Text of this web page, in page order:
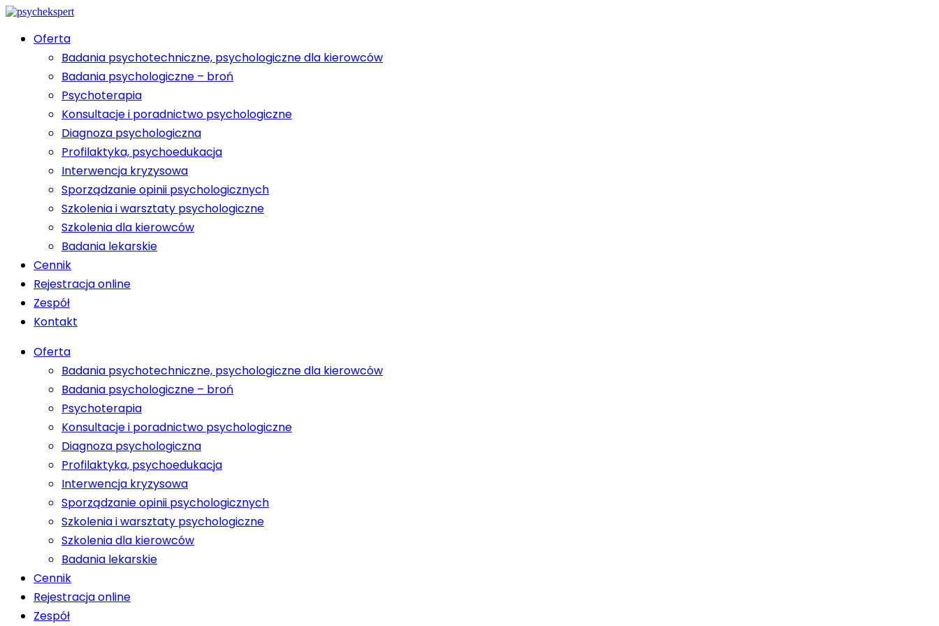
Oferta
Badania psychotechniczne, psychologiczne dla kierowców
Badania psychologiczne – broń
Psychoterapia
Konsultacje i poradnictwo psychologiczne
Diagnoza psychologiczna
Profilaktyka, psychoedukacja
Interwencja kryzysowa
Sporządzanie opinii psychologicznych
Szkolenia i warsztaty psychologiczne
Szkolenia dla kierowców
Badania lekarskie
Cennik
Rejestracja online
Zespół
Kontakt
Oferta
Badania psychotechniczne, psychologiczne dla kierowców
Badania psychologiczne – broń
Psychoterapia
Konsultacje i poradnictwo psychologiczne
Diagnoza psychologiczna
Profilaktyka, psychoedukacja
Interwencja kryzysowa
Sporządzanie opinii psychologicznych
Szkolenia i warsztaty psychologiczne
Szkolenia dla kierowców
Badania lekarskie
Cennik
Rejestracja online
Zespół